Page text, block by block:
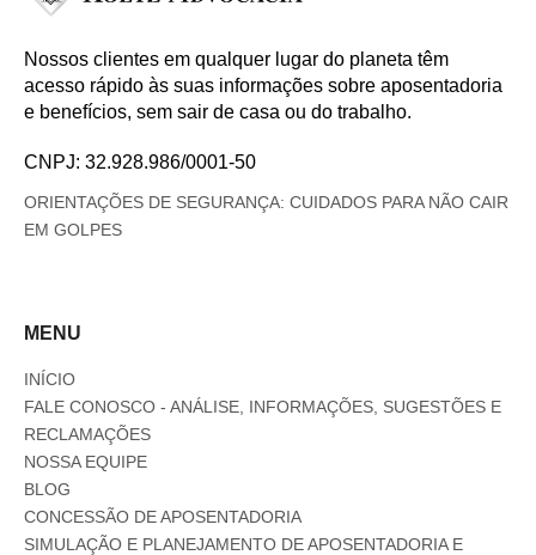
Nossos clientes em qualquer lugar do planeta têm
acesso rápido às suas informações sobre aposentadoria
e benefícios, sem sair de casa ou do trabalho.
CNPJ: 32.928.986/0001-50
ORIENTAÇÕES DE SEGURANÇA: CUIDADOS PARA NÃO CAIR
EM GOLPES
MENU
INÍCIO
FALE CONOSCO - ANÁLISE, INFORMAÇÕES, SUGESTÕES E
RECLAMAÇÕES
NOSSA EQUIPE
BLOG
CONCESSÃO DE APOSENTADORIA
SIMULAÇÃO E PLANEJAMENTO DE APOSENTADORIA E